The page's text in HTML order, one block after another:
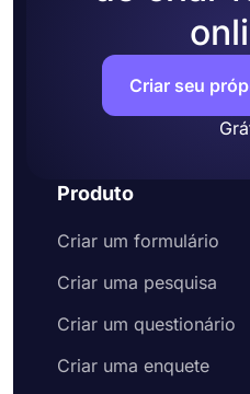
Criar seu
Produto
Criar um formulário
Criar uma pesquisa
Criar um questionário
Criar uma enquete